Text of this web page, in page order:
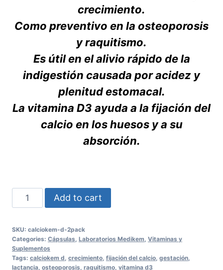
crecimiento.
Como preventivo en la osteoporosis
y raquitismo.
Es útil en el alivio rápido de la
indigestión causada por acidez y
plenitud estomacal.
La vitamina D3 ayuda a la fijación del
calcio en los huesos y a su
absorción.
CALCIOKEM
D
quantity
Add to cart
SKU: calciokem-d-2pack
Categories: Cápsulas Laboratorios Medikem Vitaminas y
Suplementos
Tags: calciokem d crecimiento fijación del calcio gestación
lactancia osteoporosis raquitismo vitamina d3